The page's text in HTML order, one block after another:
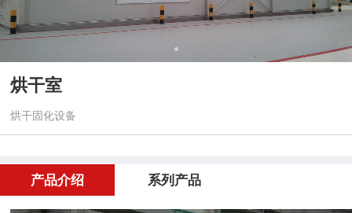
烘干室
烘干固化设备
产品介绍 系列产品